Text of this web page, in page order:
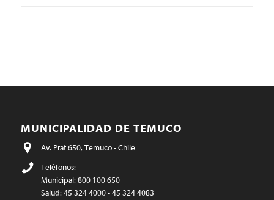
MUNICIPALIDAD DE TEMUCO
Av. Prat 650, Temuco - Chile
Teléfonos:
Municipal: 800 100 650
Salud: 45 324 4000 - 45 324 4083